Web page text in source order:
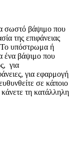
σωστό βάψιμο που
της επιφάνειας
Το υπόστρωμα ή
ένα βάψιμο που
για
για εφαρμογή
σε κάποιο
τη κατάλληλη